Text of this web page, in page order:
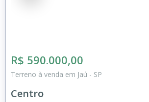
R$ 590.000,00
Terreno à venda em Jaú - SP
Centro